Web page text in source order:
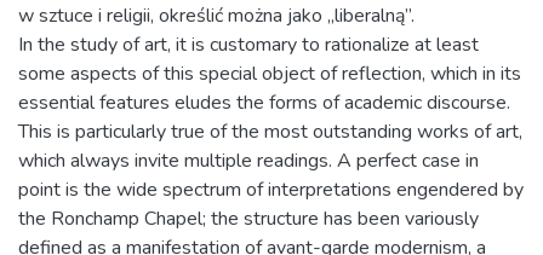
w sztuce i religii, określić można jako „liberalną”.
In the study of art, it is customary to rationalize at least
some aspects of this special object of reflection, which in its
essential features eludes the forms of academic discourse.
This is particularly true of the most outstanding works of art,
which always invite multiple readings. A perfect case in
point is the wide spectrum of interpretations engendered by
the Ronchamp Chapel; the structure has been variously
defined as a manifestation of avant-garde modernism, a